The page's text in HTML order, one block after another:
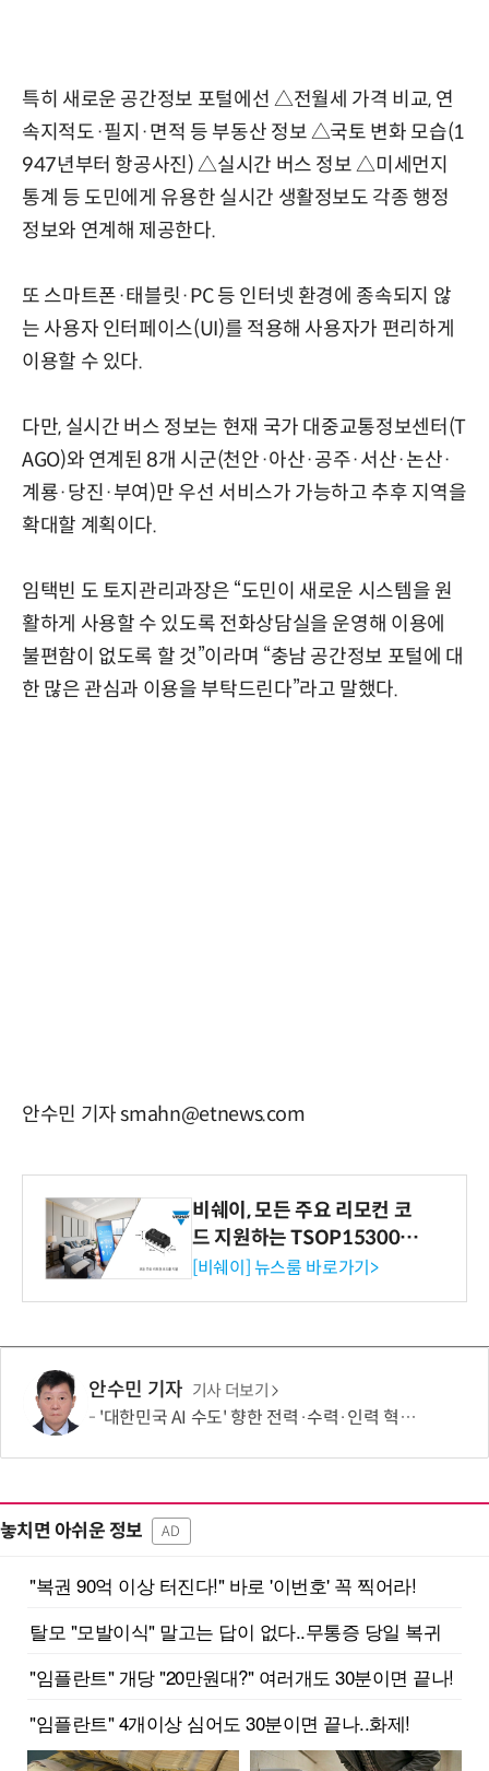
특히 새로운 공간정보 포털에선 △전월세 가격 비교, 연
속지적도·필지·면적 등 부동산 정보 △국토 변화 모습(1
947년부터 항공사진) △실시간 버스 정보 △미세먼지
통계 등 도민에게 유용한 실시간 생활정보도 각종 행정
정보와 연계해 제공한다.
또 스마트폰·태블릿·PC 등 인터넷 환경에 종속되지 않
는 사용자 인터페이스(UI)를 적용해 사용자가 편리하게
이용할 수 있다.
다만, 실시간 버스 정보는 현재 국가 대중교통정보센터(T
AGO)와 연계된 8개 시군(천안·아산·공주·서산·논산·
계룡·당진·부여)만 우선 서비스가 가능하고 추후 지역을
확대할 계획이다.
임택빈 도 토지관리과장은 “도민이 새로운 시스템을 원
활하게 사용할 수 있도록 전화상담실을 운영해 이용에
불편함이 없도록 할 것”이라며 “충남 공간정보 포털에 대
한 많은 관심과 이용을 부탁드린다”라고 말했다.
안수민 기자 smahn@etnews.com
비쉐이, 모든 주요 리모컨 코
드 지원하는 TSOP15300 시
리즈 IR 수신기 출시
[비쉐이] 뉴스룸 바로가기>
안수민 기자 기사 더보기
'대한민국 AI 수도' 향한 전력·수력·인력 혁신 시동…'충남 3력 혁신 TF 회의 첫 개최
놓치면 아쉬운 정보 AD